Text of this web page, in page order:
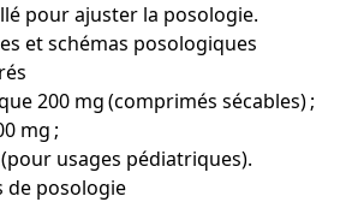
pour ajuster la posologie.
et schémas posologiques
200 mg (comprimés sécables) ;
mg ;
usages pédiatriques).
de posologie